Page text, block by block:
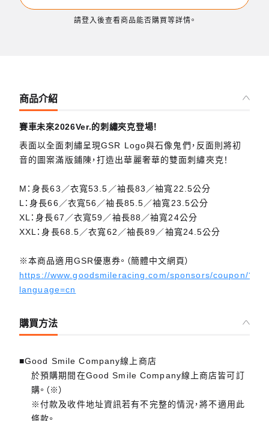
請登入後查看商品能否購買等詳情。
商品介紹
賽車未來2026Ver.的刺繡夾克登場！
表面以全面刺繡呈現GSR Logo與石像鬼們，反面則將初
音的圖案滿版鋪陳，打造出華麗奢華的雙面刺繡夾克！
M：身長63／衣寬53.5／袖長83／袖寬22.5公分
L：身長66／衣寬56／袖長85.5／袖寬23.5公分
XL：身長67／衣寬59／袖長88／袖寬24公分
XXL：身長68.5／衣寬62／袖長89／袖寬24.5公分
※本商品適用GSR優惠券。（簡體中文網頁）
https://www.goodsmileracing.com/sponsors/coupon/?
language=cn
購買方法
■Good Smile Company線上商店
於預購期間在Good Smile Company線上商店皆可訂
購。（※）
※付款及收件地址資訊若有不完整的情況，將不適用此
條款。